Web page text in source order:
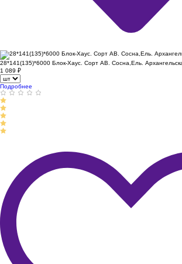
28*141(135)*6000 Блок-Хаус. Сорт АВ. Сосна,Ель.
1 089 ₽
Подробнее